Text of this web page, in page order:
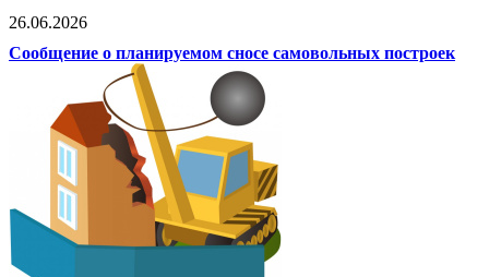
26.06.2026
Сообщение о планируемом сносе самовольных построек